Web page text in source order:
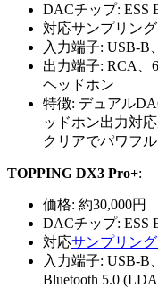
DACチップ: ESS
対応サンプリン
入力端子: USB-B
出力端子: RCA、
ヘッドホン
特徴: デュアル
ッドホン出力対
クリアでパワフ
TOPPING DX3 Pro+:
価格: 約30,000円
DACチップ: ESS
対応サンプリング
入力端子: USB-B
Bluetooth 5.0